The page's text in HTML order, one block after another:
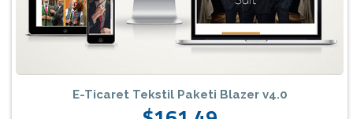
E-Ticaret Tekstil Paketi Blazer v4.0